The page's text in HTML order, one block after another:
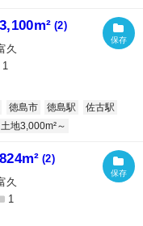
(2)
久
1
徳島市 徳島駅
佐古駅
土地3,000m²～
(2)
久
1